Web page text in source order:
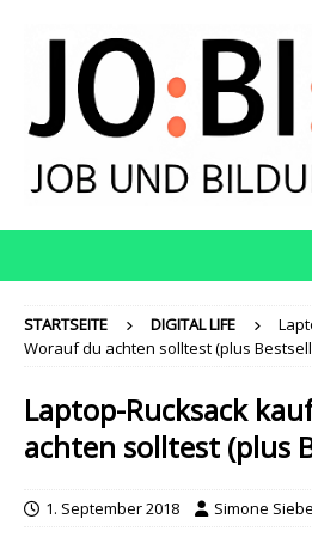
STARTSEITE DIGITAL LIFE
Worauf du achten solltest (plus
Laptop-Rucksack
achten solltest (plus
1. September 2018 Simone